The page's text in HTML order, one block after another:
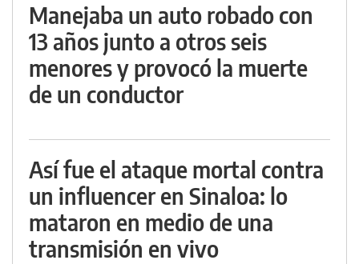
Manejaba un auto robado con
13 años junto a otros seis
menores y provocó la muerte
de un conductor
Así fue el ataque mortal contra
un influencer en Sinaloa: lo
mataron en medio de una
transmisión en vivo